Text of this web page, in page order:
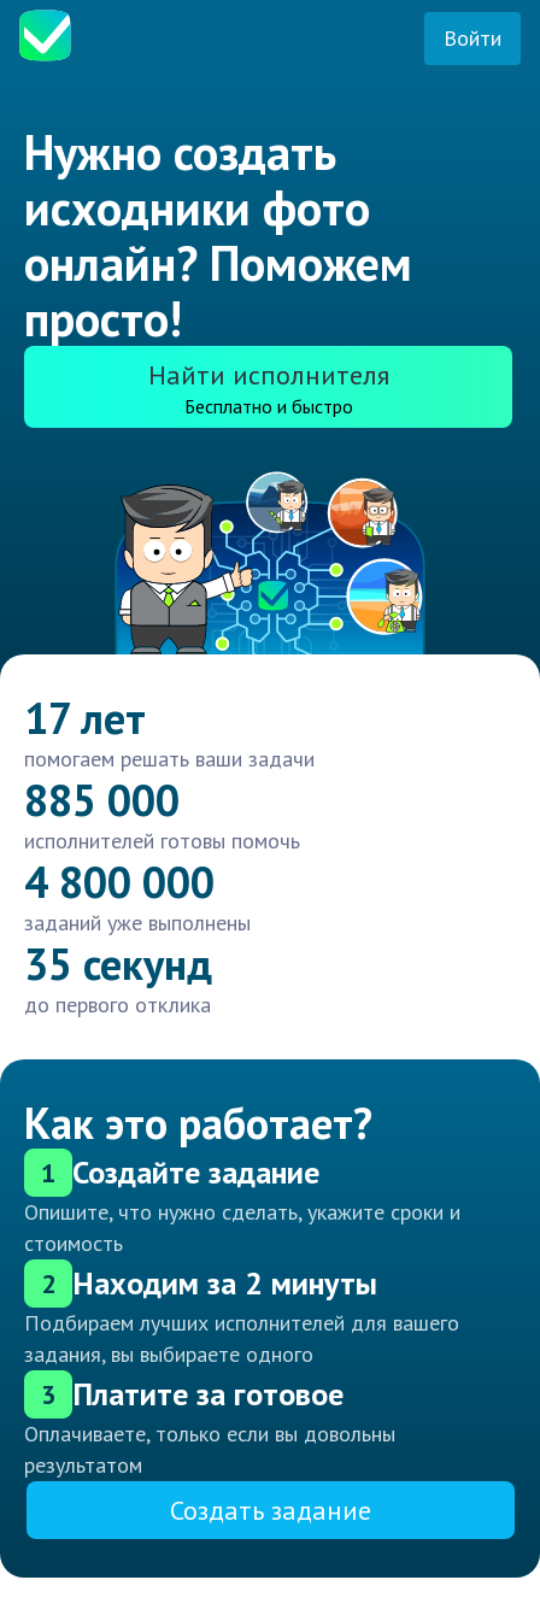
Войти
Нужно создать
исходники фото
онлайн? Поможем
просто!
Найти исполнителя
Бесплатно и быстро
17 лет
помогаем решать ваши задачи
885 000
исполнителей готовы помочь
4 800 000
заданий уже выполнены
35 секунд
до первого отклика
Как это работает?
1 Создайте задание
Опишите, что нужно сделать, укажите сроки и
стоимость
2 Находим за 2 минуты
Подбираем лучших исполнителей для вашего
задания, вы выбираете одного
3 Платите за готовое
Оплачиваете, только если вы довольны
результатом
Создать задание